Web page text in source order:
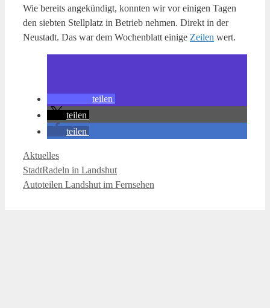
Wie bereits angekündigt, konnten wir vor einigen Tagen
den siebten Stellplatz in Betrieb nehmen. Direkt in der
Neustadt. Das war dem Wochenblatt einige Zeilen wert.
teilen
teilen
teilen
Kategorien
Aktuelles
StadtRadeln in Landshut
Autoteilen Landshut im Fernsehen